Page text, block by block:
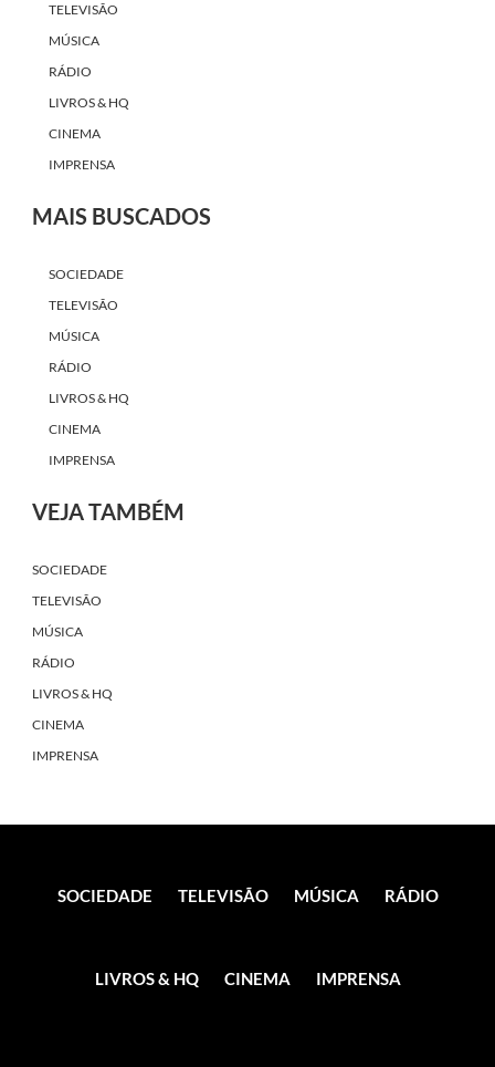
TELEVISÃO
MÚSICA
RÁDIO
LIVROS & HQ
CINEMA
IMPRENSA
MAIS BUSCADOS
SOCIEDADE
TELEVISÃO
MÚSICA
RÁDIO
LIVROS & HQ
CINEMA
IMPRENSA
VEJA TAMBÉM
SOCIEDADE
TELEVISÃO
MÚSICA
RÁDIO
LIVROS & HQ
CINEMA
IMPRENSA
SOCIEDADE TELEVISÃO MÚSICA RÁDIO
LIVROS & HQ CINEMA IMPRENSA